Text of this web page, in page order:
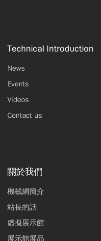
Technical Introduction
News
Events
Videos
Contact us
關於我們
機械網簡介
站長的話
虛擬展示館
展示館展品